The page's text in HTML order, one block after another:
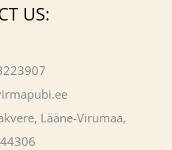
US:
Lääne-Virumaa,